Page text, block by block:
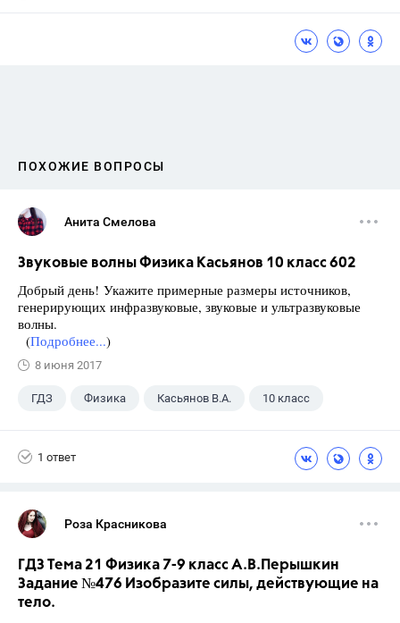
ПОХОЖИЕ ВОПРОСЫ
Анита Смелова
Звуковые волны Физика Касьянов 10 класс 602
Добрый день! Укажите примерные размеры источников,
генерирующих инфразвуковые, звуковые и ультразвуковые
волны.
(Подробнее...)
8 июня 2017
ГДЗ Физика Касьянов В.А. 10 класс
1 ответ
Роза Красникова
ГДЗ Тема 21 Физика 7-9 класс А.В.Перышкин
Задание №476 Изобразите силы, действующие на
тело.